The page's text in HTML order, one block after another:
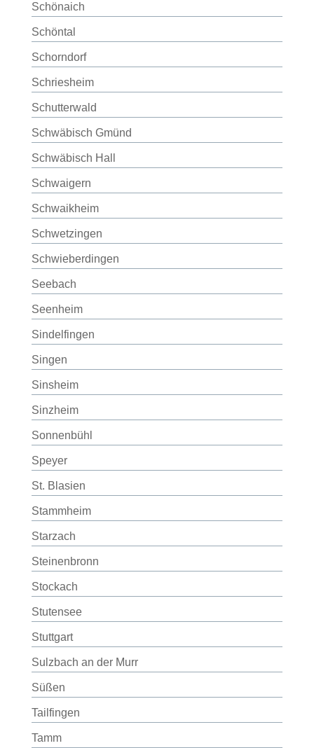
Schönaich
Schöntal
Schorndorf
Schriesheim
Schutterwald
Schwäbisch Gmünd
Schwäbisch Hall
Schwaigern
Schwaikheim
Schwetzingen
Schwieberdingen
Seebach
Seenheim
Sindelfingen
Singen
Sinsheim
Sinzheim
Sonnenbühl
Speyer
St. Blasien
Stammheim
Starzach
Steinenbronn
Stockach
Stutensee
Stuttgart
Sulzbach an der Murr
Süßen
Tailfingen
Tamm